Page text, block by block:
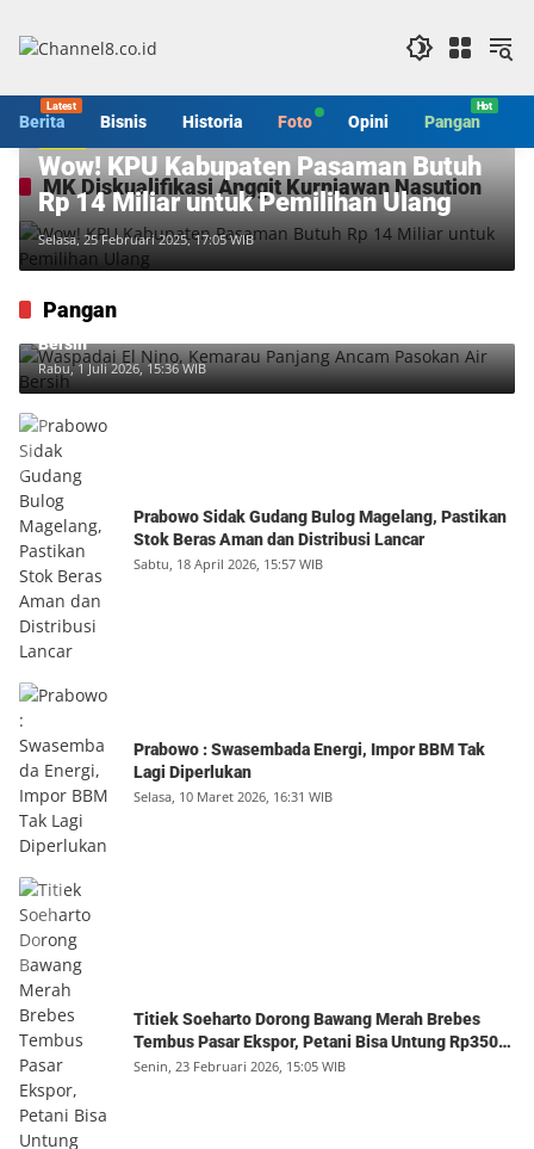
konten
Berita Bisnis Historia Foto Opini Pangan
MK Diskualifikasi Anggit Kurniawan Nasution
Wow! KPU Kabupaten Pasaman Butuh
Rp 14 Miliar untuk Pemilihan Ulang
Selasa, 25 Februari 2025, 17:05 WIB
Pangan
Waspadai El Nino, Kemarau Panjang Ancam Pasokan Air
Bersih
Rabu, 1 Juli 2026, 15:36 WIB
Prabowo Sidak Gudang Bulog Magelang, Pastikan
Stok Beras Aman dan Distribusi Lancar
Sabtu, 18 April 2026, 15:57 WIB
Prabowo : Swasembada Energi, Impor BBM Tak
Lagi Diperlukan
Selasa, 10 Maret 2026, 16:31 WIB
Titiek Soeharto Dorong Bawang Merah Brebes
Tembus Pasar Ekspor, Petani Bisa Untung Rp350
Juta per Hektare
Senin, 23 Februari 2026, 15:05 WIB